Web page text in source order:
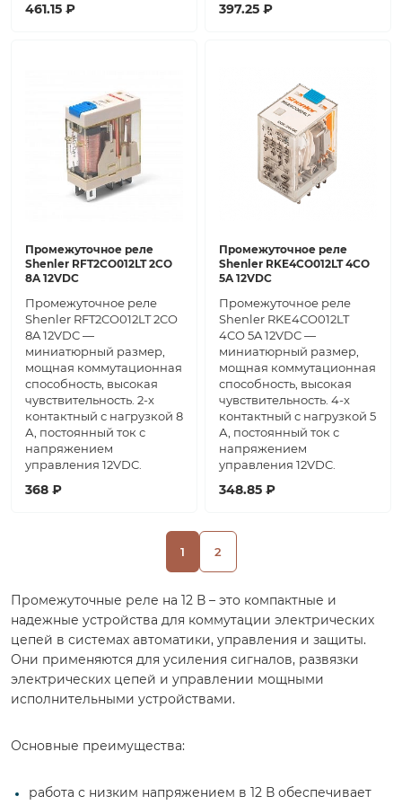
461.15 ₽ 397.25 ₽
Промежуточное реле
Shenler RFT2CO012LT 2CO
8A 12VDC
Промежуточное реле
Shenler RFT2CO012LT 2CO
8A 12VDC —
миниатюрный размер,
мощная коммутационная
способность, высокая
чувствительность. 2-х
контактный с нагрузкой 8
А, постоянный ток с
напряжением
управления 12VDC.
368 ₽
Промежуточное реле
Shenler RKE4CO012LT 4CO
5A 12VDC
Промежуточное реле
Shenler RKE4CO012LT
4CO 5A 12VDC —
миниатюрный размер,
мощная коммутационная
способность, высокая
чувствительность. 4-х
контактный с нагрузкой 5
А, постоянный ток с
напряжением
управления 12VDC.
348.85 ₽
1 2
Промежуточные реле на 12 В – это компактные и
надежные устройства для коммутации электрических
цепей в системах автоматики, управления и защиты.
Они применяются для усиления сигналов, развязки
электрических цепей и управлении мощными
исполнительными устройствами.
Основные преимущества:
работа с низким напряжением в 12 В обеспечивает